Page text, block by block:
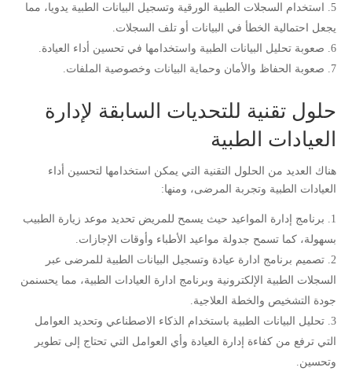
استخدام السجلات الطبية الورقية وتسجيل البيانات الطبية يدويا، مما
يجعل احتمالية الخطأ في البيانات أو تلف السجلات.
صعوبة تحليل البيانات الطبية واستخدامها في تحسين أداء العيادة.
صعوبة الحفاظ والأمان وحماية البيانات وخصوصية الملفات.
حلول تقنية للتحديات السابقة لإدارة
العيادات الطبية
هناك العديد من الحلول التقنية التي يمكن استخدامها لتحسين أداء
العيادات الطبية وتجربة المرضى، ومنها:
برنامج إدارة المواعيد حيث يسمح للمريض تحديد موعد زيارة الطبيب
بسهولة، كما تسمح جدولة مواعيد الأطباء وأوقات الإجازات.
تصميم برنامج ادارة عيادة وتسجيل البيانات الطبية للمرضى عبر
السجلات الطبية الإلكترونية وبرنامج ادارة العيادات الطبية، مما يحسنمن
جودة التشخيص والخطة العلاجية.
تحليل البيانات الطبية باستخدام الذكاء الاصطناعي وتحديد العوامل
التي ترفع من كفاءة إدارة العيادة وأي العوامل التي تحتاج إلى تطوير
وتحسين.